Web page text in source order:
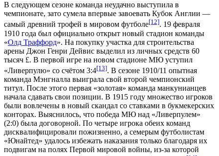
В следующем сезоне команда неудачно выступила в
чемпионате, зато сумела впервые завоевать Кубок Англии —
самый древний трофей в мировом футболе[12]. 19 февраля
1910 года был официально открыт новый стадион команды
«Олд Траффорд». На покупку участка для строительства
арены Джон Генри Дейвис выделил из личных средств 60
тысяч £. В первой игре на новом стадионе МЮ уступил
«Ливерпулю» со счётом 3:4[13]. В сезоне 1910/11 опытная
команда Мэнгналла выиграла свой второй чемпионский
титул. После этого первая «золотая» команда манкунианцев
начала сдавать свои позиции. В 1915 году множество игроков
были вовлечены в новый скандал со ставками в букмекерских
конторах. Выяснилось, что победа МЮ над «Ливерпулем»
(2:0) была договорной. По четыре игрока обеих команд
дисквалифицировали пожизненно, а семерым футболистам
«Юнайтед» удалось избежать наказания только благодаря их
подвигам на полях Первой мировой войны, из-за которой